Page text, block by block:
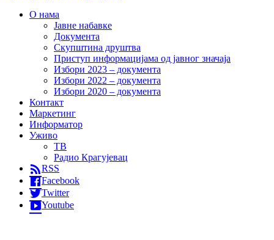
О нама
Јавне набавке
Документа
Скупштина друштва
Приступ информацијама од јавног значаја
Избори 2023 – документа
Избори 2022 – документа
Избори 2020 – документа
Контакт
Маркетинг
Информатор
Уживо
ТВ
Радио Крагујевац
RSS
Facebook
Twitter
Youtube